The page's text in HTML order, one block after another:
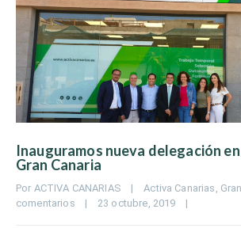
Inauguramos nueva delegación
Gran Canaria
Por ACTIVA CANARIAS | Activa Canarias ,
comentarios
| 23 octubre, 2019 |